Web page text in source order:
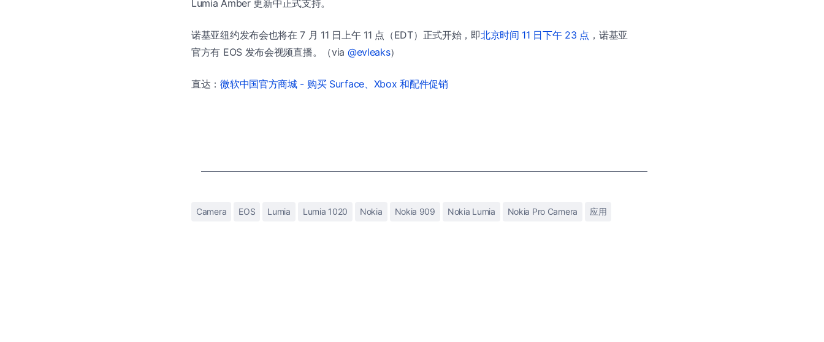
Lumia Amber 更新中正式支持。
诺基亚纽约发布会也将在 7 月 11 日上午 11 点（EDT）正式开始，即北京时间 11 日下午 23 点 ，诺基亚
官方有 EOS 发布会视频直播。（via @evleaks）
直达：微软中国官方商城 - 购买 Surface、Xbox 和配件促销
Camera EOS Lumia Lumia 1020 Nokia Nokia 909 Nokia Lumia Nokia Pro Camera 应用